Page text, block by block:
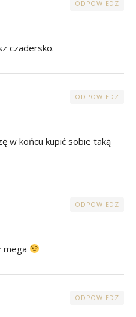
ODPOWIEDZ
czadersko.
ODPOWIEDZ
w końcu kupić sobie taką
ODPOWIEDZ
mega
ODPOWIEDZ